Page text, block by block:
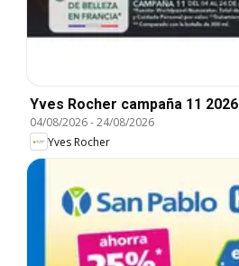
Yves Rocher campaña 11 2026
04/08/2026-24/08/2026
Yves Rocher